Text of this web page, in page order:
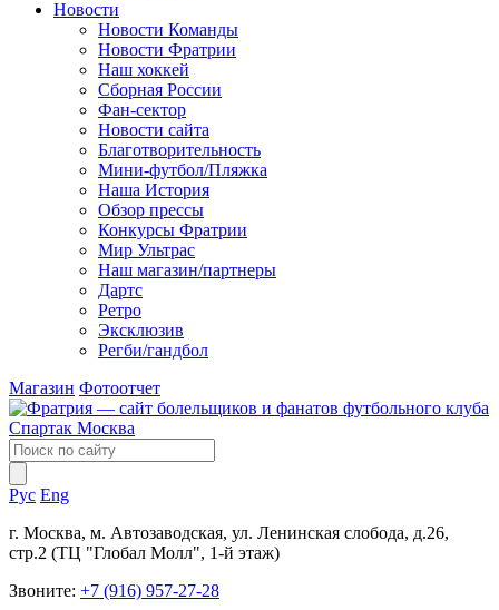
Новости
Новости Команды
Новости Фратрии
Наш хоккей
Сборная России
Фан-cектор
Новости сайта
Благотворительность
Мини-футбол/Пляжка
Наша История
Обзор прессы
Конкурсы Фратрии
Мир Ультрас
Наш магазин/партнеры
Дартс
Ретро
Эксклюзив
Регби/гандбол
Магазин Фотоотчет
Рус Eng
г. Москва, м. Автозаводская, ул. Ленинская слобода, д.26,
стр.2 (ТЦ "Глобал Молл", 1-й этаж)
Звоните: +7 (916) 957-27-28